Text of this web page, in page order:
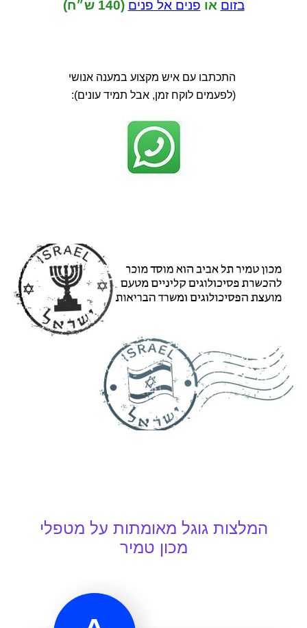
בזום או פנים אל פנים (140 ש״ח)
התכתבו עם איש מקצוע במענה אנושי
(לפעמים לוקח זמן, אבל תמיד עונים):